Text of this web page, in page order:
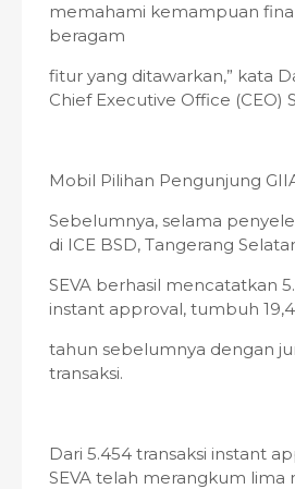
memahami kemampuan
beragam
fitur yang ditawarkan,” kata
Chief Executive Office (CEO)
Mobil Pilihan Pengunjung
Sebelumnya, selama
di ICE BSD, Tangerang
SEVA berhasil mencatatkan
instant approval, tumbuh
tahun sebelumnya dengan
transaksi.
Dari 5.454 transaksi instant
SEVA telah merangkum lima